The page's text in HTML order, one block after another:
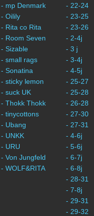
- mp Denmark
- Oilily
- Rita co Rita
- Room Seven
- Sizable
- small rags
- Sonatina
- sticky lemon
- suck UK
- Thokk Thokk
- tinycottons
- Ubang
- UNKK
- URU
- Von Jungfeld
- WOLF&RITA
- 22-24
- 23-25
- 23-26
- 2-4j
- 3 j
- 3-4j
- 4-5j
- 25-27
- 25-28
- 26-28
- 27-30
- 27-31
- 4-6j
- 5-6j
- 6-7j
- 6-8j
- 28-31
- 7-8j
- 29-31
- 29-32